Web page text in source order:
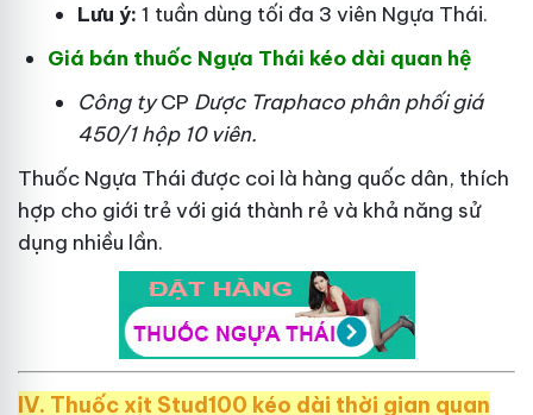
Lưu ý: 1 tuần dùng tối đa 3 viên Ngựa Thái.
Giá bán thuốc Ngựa Thái kéo dài quan hệ
Công tyCP Dược Traphacophân phối giá
450/1 hộp 10 viên.
Thuốc Ngựa Thái được coi là hàng quốc dân, thích
hợp cho giới trẻ với giá thành rẻ và khả năng sử
dụng nhiều lần.
IV. Thuốc xịt Stud100 kéo dài thời gian quan